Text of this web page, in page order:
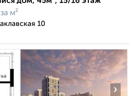
за м²
10
›